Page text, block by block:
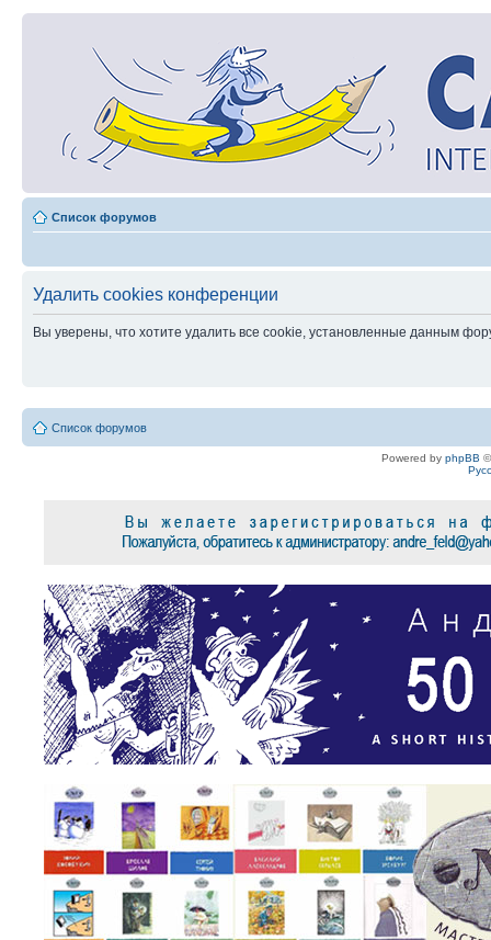
Список форумов
Удалить cookies конференции
Вы уверены, что хотите удалить все cookie, установленные данным
Список форумов
Powered by phpBB